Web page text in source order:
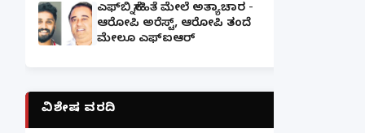
ಎಫ್‌ಬಿ ಸ್ನೇಹಿತೆ ಮೇಲೆ ಅತ್ಯಾಚಾರ -
ಆರೋಪಿ ಅರೆಸ್ಟ್, ಆರೋಪಿ ತಂದೆ
ಮೇಲೂ ಎಫ್ಐಆರ್
ವಿಶೇಷ ವರದಿ